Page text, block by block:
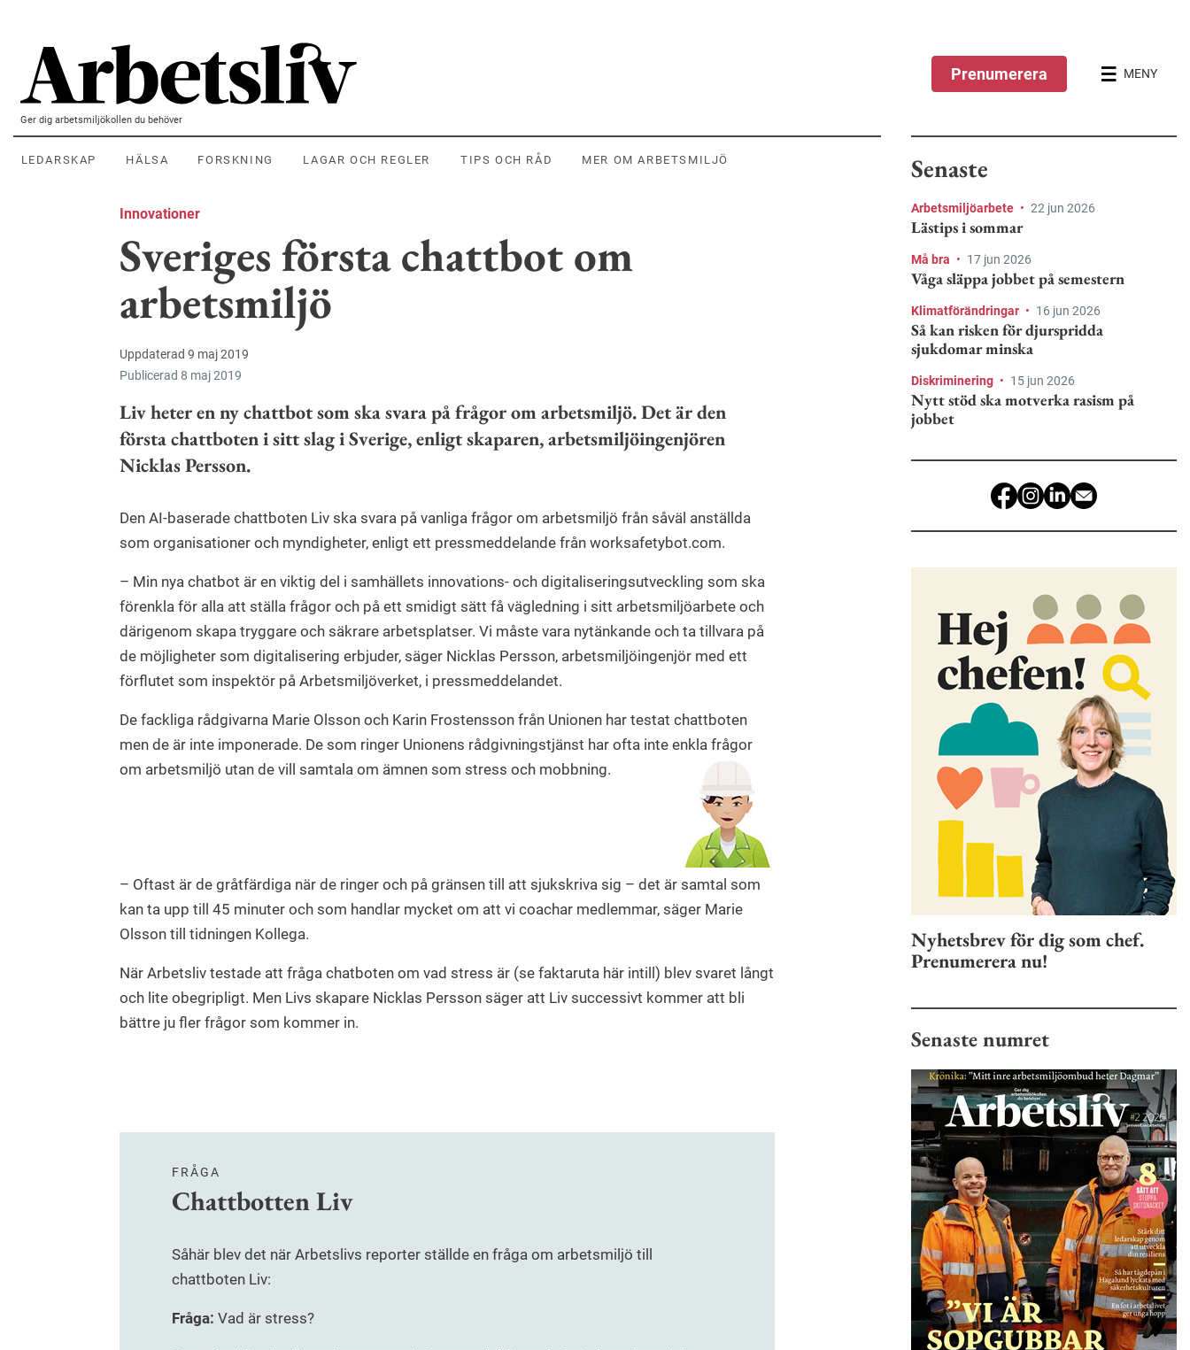
Ger dig arbetsmiljökollen du behöver
LEDARSKAP HÄLSA FORSKNING LAGAR OCH REGLER TIPS OCH RÅD MER OM ARBETSMILJÖ
Prenumerera MENY
Innovationer
Sveriges första chattbot om
arbetsmiljö
Uppdaterad 9 maj 2019
Publicerad 8 maj 2019
Liv heter en ny chattbot som ska svara på frågor om arbetsmiljö. Det är den
första chattboten i sitt slag i Sverige, enligt skaparen, arbetsmiljöingenjören
Nicklas Persson.
Den AI-baserade chattboten Liv ska svara på vanliga frågor om arbetsmiljö från såväl anställda
som organisationer och myndigheter, enligt ett pressmeddelande från worksafetybot.com.
– Min nya chatbot är en viktig del i samhällets innovations- och digitaliseringsutveckling som ska
förenkla för alla att ställa frågor och på ett smidigt sätt få vägledning i sitt arbetsmiljöarbete och
därigenom skapa tryggare och säkrare arbetsplatser. Vi måste vara nytänkande och ta tillvara på
de möjligheter som digitalisering erbjuder, säger Nicklas Persson, arbetsmiljöingenjör med ett
förflutet som inspektör på Arbetsmiljöverket, i pressmeddelandet.
De fackliga rådgivarna Marie Olsson och Karin Frostensson från Unionen har testat chattboten
men de är inte imponerade. De som ringer Unionens rådgivningstjänst har ofta inte enkla frågor
om arbetsmiljö utan de vill samtala om ämnen som stress och mobbning.
– Oftast är de gråtfärdiga när de ringer och på gränsen till att sjukskriva sig – det är samtal som
kan ta upp till 45 minuter och som handlar mycket om att vi coachar medlemmar, säger Marie
Olsson till tidningen Kollega.
När Arbetsliv testade att fråga chatboten om vad stress är (se faktaruta här intill) blev svaret långt
och lite obegripligt. Men Livs skapare Nicklas Persson säger att Liv successivt kommer att bli
bättre ju fler frågor som kommer in.
FRÅGA
Chattbotten Liv
Såhär blev det när Arbetslivs reporter ställde en fråga om arbetsmiljö till
chattboten Liv:
Fråga: Vad är stress?
Senaste
Arbetsmiljöarbete • 22 jun 2026
Lästips i sommar
Må bra • 17 jun 2026
Våga släppa jobbet på semestern
Klimatförändringar • 16 jun 2026
Så kan risken för djurspridda
sjukdomar minska
Diskriminering • 15 jun 2026
Nytt stöd ska motverka rasism på
jobbet
Nyhetsbrev för dig som chef.
Prenumerera nu!
Senaste numret